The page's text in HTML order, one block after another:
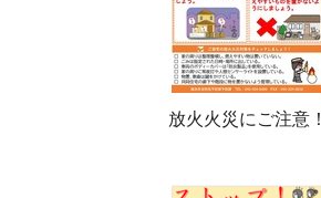
放火火災にご注意！